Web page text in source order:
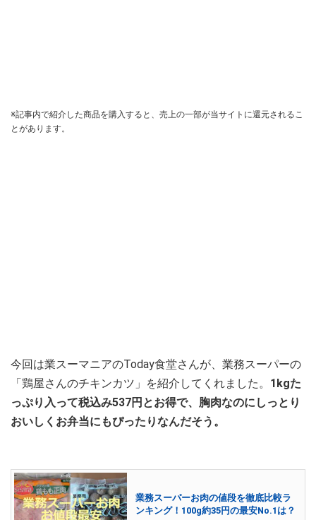
※記事内で紹介した商品を購入すると、売上の一部が当サイトに還元されるこ
とがあります。
今回は業スーマニアのToday食堂さんが、業務スーパーの
「鶏屋さんのチキンカツ」を紹介してくれました。 1kgた
っぷり入って税込み537円とお得で、胸肉なのにしっとり
おいしくお弁当にもぴったりなんだそう。
業務スーパーお肉の値段を徹底比較ラ
ンキング！100g約35円の最安No.1は？